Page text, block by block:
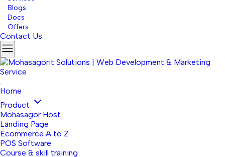
Blogs
Docs
Offers
Contact Us
Home
Product
Mohasagor Host
Landing Page
Ecommerce A to Z
POS Software
Course & skill training